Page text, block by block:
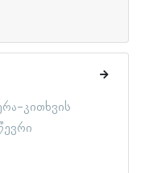
კითხვის